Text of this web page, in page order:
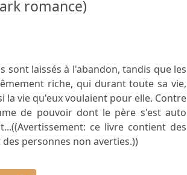
romance)
sont laissés à l'abandon, tandis que les
riche, qui durant toute sa vie,
la vie qu'eux voulaient pour elle. Contre
de pouvoir dont le père s'est auto
ce livre contient des
personnes non averties.))